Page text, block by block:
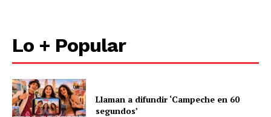
Lo + Popular
Llaman a difundir ‘Campeche en 60
segundos’